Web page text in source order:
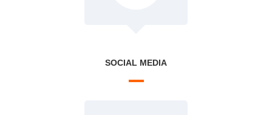
SOCIAL MEDIA